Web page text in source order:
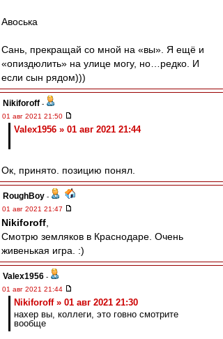
Авоська
Сань, прекращай со мной на «вы». Я ещё и
«опиздюлить» на улице могу, но…редко. И
если сын рядом)))
Nikiforoff -
01 авг 2021 21:50
Valex1956 » 01 авг 2021 21:44
Ок, принято. позицию понял.
RoughBoy -
01 авг 2021 21:47
Nikiforoff
Смотрю земляков в Краснодаре. Очень
живенькая игра. :)
Valex1956 -
01 авг 2021 21:44
Nikiforoff » 01 авг 2021 21:30
нахер вы, коллеги, это говно смотрите
вообще